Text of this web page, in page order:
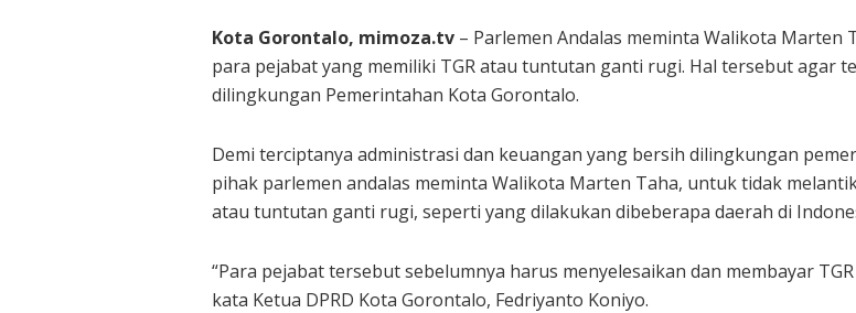
Kota Gorontalo, mimoza.tv – Parlemen Andalas meminta Walikota
para pejabat yang memiliki TGR atau tuntutan ganti rugi. Hal tersebut agar
dilingkungan Pemerintahan Kota Gorontalo.
Demi terciptanya administrasi dan keuangan yang bersih dilingkungan
pihak parlemen andalas meminta Walikota Marten Taha, untuk tidak
atau tuntutan ganti rugi, seperti yang dilakukan dibeberapa daerah di
“Para pejabat tersebut sebelumnya harus menyelesaikan dan membayar
kata Ketua DPRD Kota Gorontalo, Fedriyanto Koniyo.